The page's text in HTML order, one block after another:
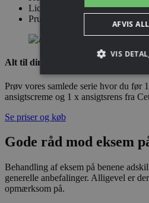
Lichen simplex
Prurigo nodularis
Alt til din daglige hudpleje i én box
Prøv vores samlede serie hvor du før
ansigtscreme og 1 x ansigtsrens fra
Se priser og køb
Gode råd mod eksem
Behandling af eksem på benene
generelle anbefalinger. Alligevel er
opmærksom på.
AFVIS
VIS